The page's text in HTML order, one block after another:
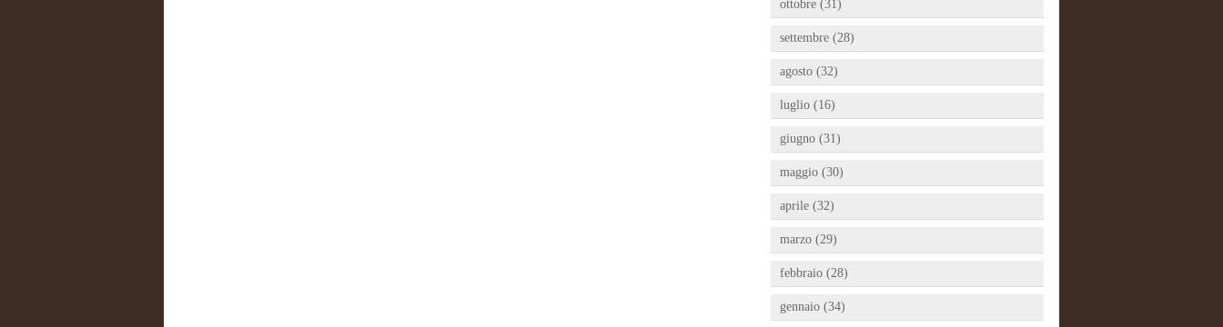
ottobre (31)
settembre (28)
agosto (32)
luglio (16)
giugno (31)
maggio (30)
aprile (32)
marzo (29)
febbraio (28)
gennaio (34)